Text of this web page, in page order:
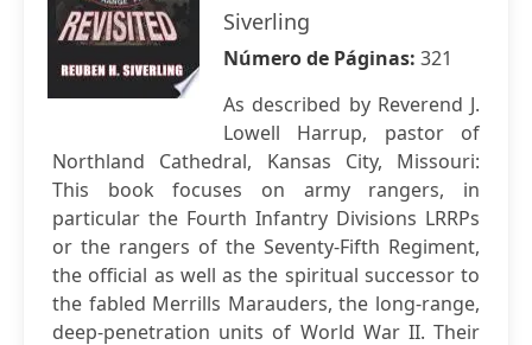
Siverling
Número de Páginas: 321
As described by Reverend J.
Lowell Harrup, pastor of
Northland Cathedral, Kansas City, Missouri:
This book focuses on army rangers, in
particular the Fourth Infantry Divisions LRRPs
or the rangers of the Seventy-Fifth Regiment,
the official as well as the spiritual successor to
the fabled Merrills Marauders, the long-range,
deep-penetration units of World War II. Their